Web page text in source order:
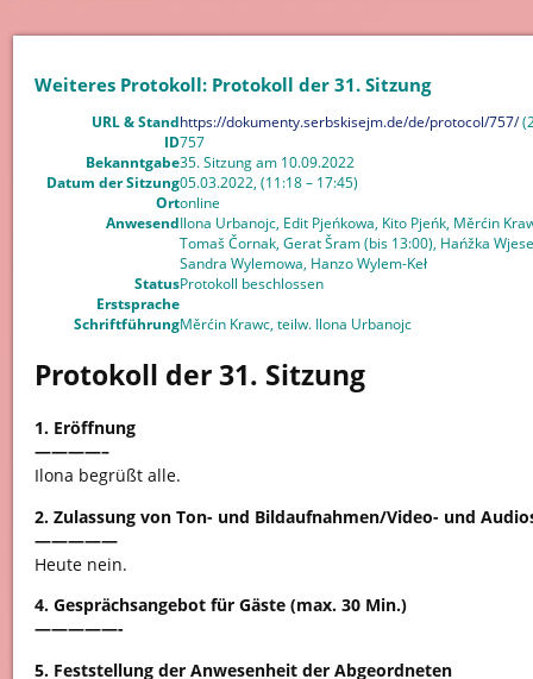
Weiteres Protokoll: Protokoll der 31. Sitzung
URL & Standhttps://dokumenty.serbskisejm.de/de/protocol/757/
ID757
Bekanntgabe35. Sitzung am 10.09.2022
Datum der Sitzung05.03.2022, (11:18 – 17:45)
Ortonline
AnwesendIlona Urbanojc, Edit Pjeńkowa, Kito Pjeńk, Měrćin
Tomaš Čornak, Gerat Šram (bis 13:00), Hańžka
Sandra Wylemowa, Hanzo Wylem-Keł
StatusProtokoll beschlossen
Erstsprache
SchriftführungMěrćin Krawc, teilw. Ilona Urbanojc
Protokoll der 31. Sitzung
1. Eröffnung
————–
Ilona begrüßt alle.
2. Zulassung von Ton- und Bildaufnahmen/Video- und
—————
Heute nein.
4. Gesprächsangebot für Gäste (max. 30 Min.)
—————-
5. Feststellung der Anwesenheit der Abgeordneten